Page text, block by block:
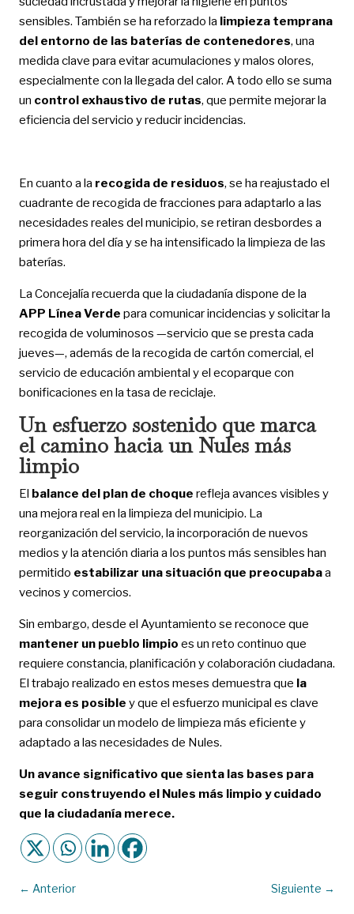
sensibles. También se ha reforzado la limpieza temprana
del entorno de las baterías de contenedores, una
medida clave para evitar acumulaciones y malos olores,
especialmente con la llegada del calor. A todo ello se suma
un control exhaustivo de rutas, que permite mejorar la
eficiencia del servicio y reducir incidencias.
En cuanto a la recogida de residuos, se ha reajustado el
cuadrante de recogida de fracciones para adaptarlo a las
necesidades reales del municipio, se retiran desbordes a
primera hora del día y se ha intensificado la limpieza de las
baterías.
La Concejalía recuerda que la ciudadanía dispone de la
APP Línea Verde para comunicar incidencias y solicitar la
recogida de voluminosos —servicio que se presta cada
jueves—, además de la recogida de cartón comercial, el
servicio de educación ambiental y el ecoparque con
bonificaciones en la tasa de reciclaje.
Un esfuerzo sostenido que marca
el camino hacia un Nules más
limpio
El balance del plan de choque refleja avances visibles y
una mejora real en la limpieza del municipio. La
reorganización del servicio, la incorporación de nuevos
medios y la atención diaria a los puntos más sensibles han
permitido estabilizar una situación que preocupabaa
vecinos y comercios.
Sin embargo, desde el Ayuntamiento se reconoce que
mantener un pueblo limpio es un reto continuo que
requiere constancia, planificación y colaboración ciudadana.
El trabajo realizado en estos meses demuestra que la
mejora es posible y que el esfuerzo municipal es clave
para consolidar un modelo de limpieza más eficiente y
adaptado a las necesidades de Nules.
Un avance significativo que sienta las bases para
seguir construyendo el Nules más limpio y cuidado
que la ciudadanía merece.
← Anterior Siguiente →